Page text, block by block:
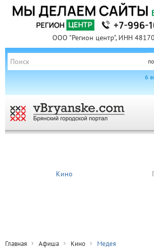
ООО "Регион центр", ИНН
6
Кино
Главная Афиша Кино Медея